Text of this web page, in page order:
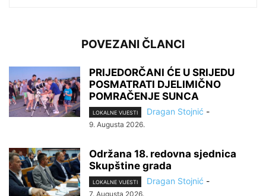
POVEZANI ČLANCI
PRIJEDORČANI ĆE U SRIJEDU
POSMATRATI DJELIMIČNO
POMRAČENJE SUNCA
LOKALNE VIJESTI Dragan Stojnić -
9. Augusta 2026.
Održana 18. redovna sjednica
Skupštine grada
LOKALNE VIJESTI Dragan Stojnić -
7. Augusta 2026.